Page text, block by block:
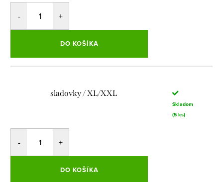
DO KOŠÍKA
sladovky / XL/XXL
Skladom
(5 ks)
DO KOŠÍKA